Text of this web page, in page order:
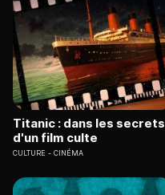
Titanic : dans les secrets
d'un film culte
CULTURE CINÉMA